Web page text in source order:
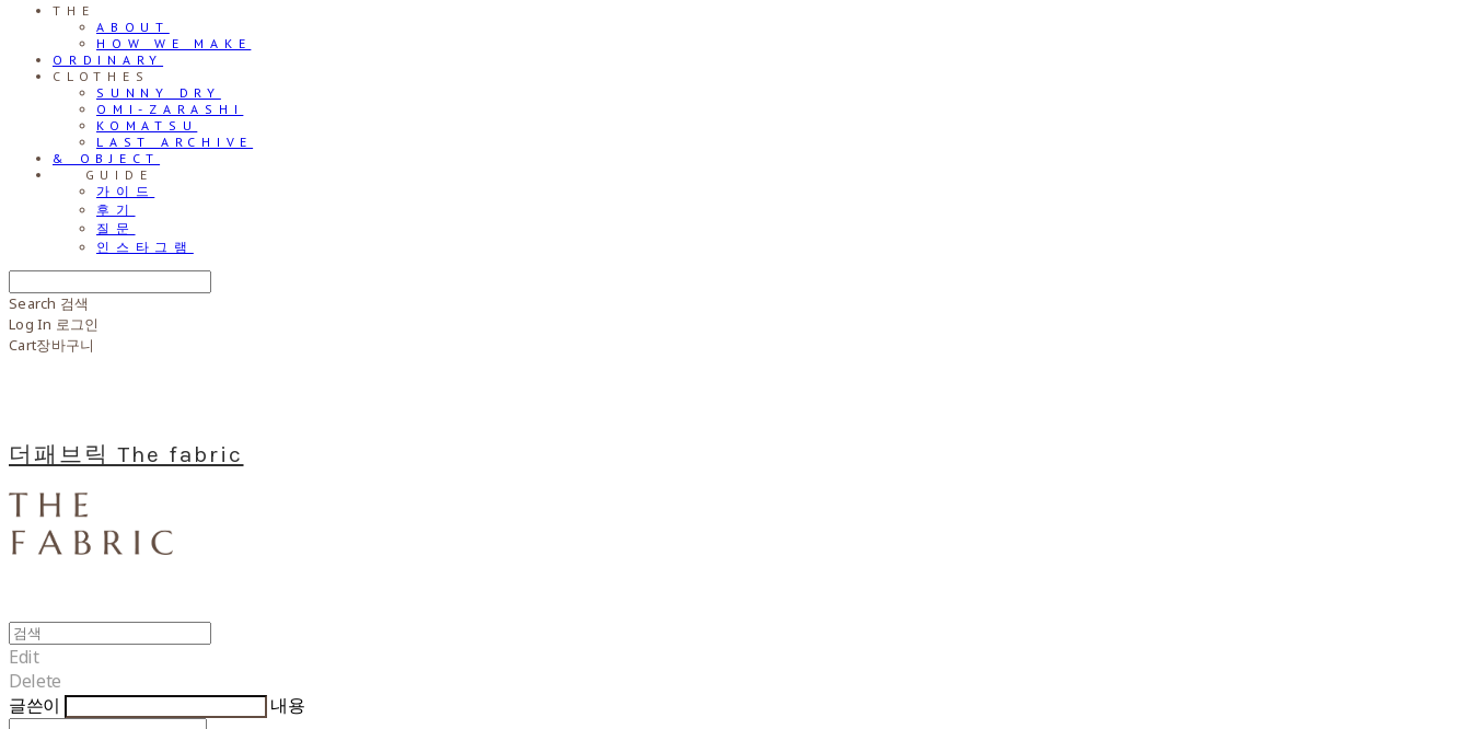
THE
ABOUT
HOW WE MAKE
ORDINARY
CLOTHES
SUNNY DRY
OMI-ZARASHI
KOMATSU
LAST ARCHIVE
& OBJECT
⠀⠀GUIDE
가이드
후기
질문
인스타그램
Search 검색
Log In 로그인
Cart장바구니
더패브릭 The fabric
Edit
Delete
글쓴이
내용